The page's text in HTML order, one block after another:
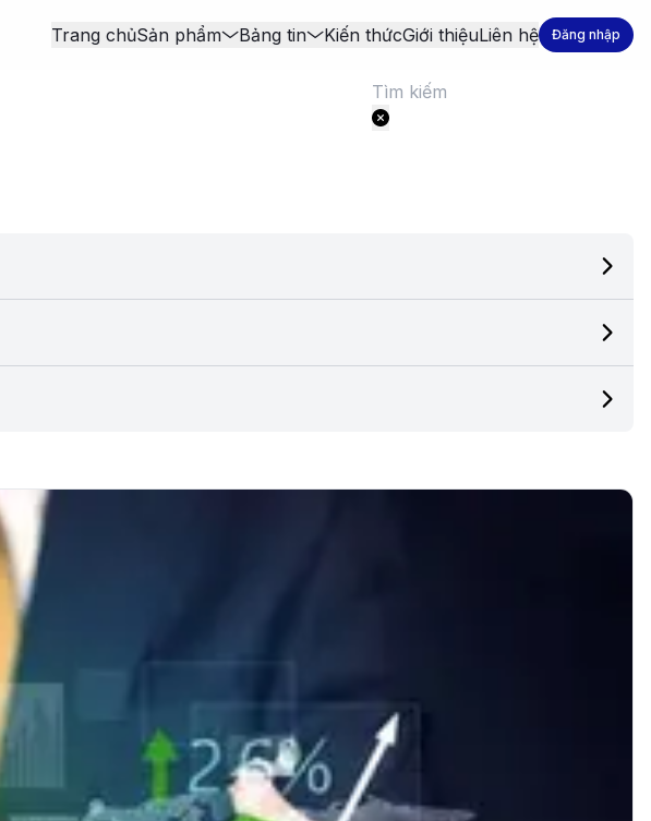
Trang chủSản phẩm Bảng tin Kiến thứcGiới thiệuLiên hệ Đăng nhập